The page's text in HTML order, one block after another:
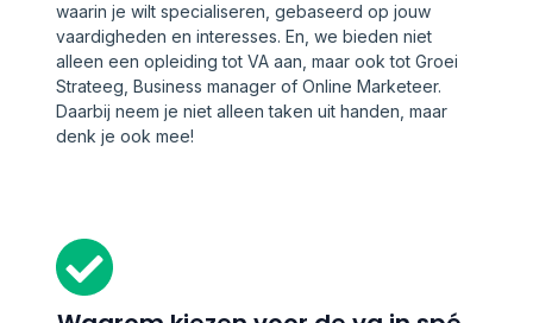
waarin je wilt specialiseren, gebaseerd op jouw
vaardigheden en interesses. En, we bieden niet
alleen een opleiding tot VA aan, maar ook tot Groei
Strateeg, Business manager of Online Marketeer.
Daarbij neem je niet alleen taken uit handen, maar
denk je ook mee!